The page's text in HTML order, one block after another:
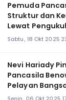
Pemuda
Struktur dan
Lewat
Sabtu, 18 Okt 2025
Nevi Hariady
Pancasila
Pelayan